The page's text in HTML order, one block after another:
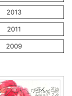
2013
2011
2009